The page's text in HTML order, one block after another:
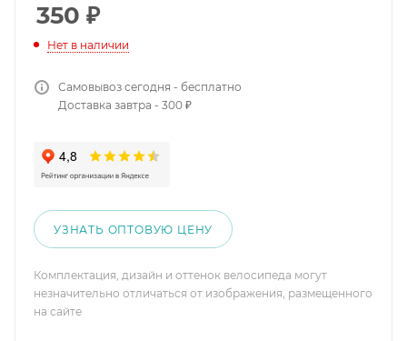
350 ₽
Нет в наличии
Самовывоз сегодня - бесплатно
Доставка завтра - 300 ₽
УЗНАТЬ ОПТОВУЮ ЦЕНУ
Комплектация, дизайн и оттенок велосипеда могут
незначительно отличаться от изображения, размещенного
на сайте